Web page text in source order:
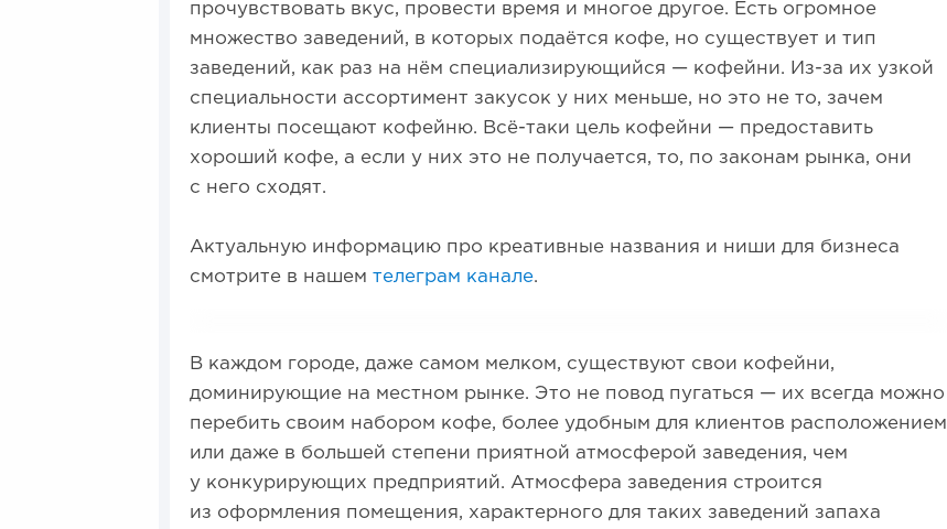
прочувствовать вкус, провести время и многое другое. Есть огромное
множество заведений, в которых подаётся кофе, но существует и тип
заведений, как раз на нём специализирующийся — кофейни. Из-за их узкой
специальности ассортимент закусок у них меньше, но это не то, зачем
клиенты посещают кофейню. Всё-таки цель кофейни — предоставить
хороший кофе, а если у них это не получается, то, по законам рынка, они
с него сходят.
Актуальную информацию про креативные названия и ниши для бизнеса
смотрите в нашем телеграм канале.
В каждом городе, даже самом мелком, существуют свои кофейни,
доминирующие на местном рынке. Это не повод пугаться — их всегда можно
перебить своим набором кофе, более удобным для клиентов расположением
или даже в большей степени приятной атмосферой заведения, чем
у конкурирующих предприятий. Атмосфера заведения строится
из оформления помещения, характерного для таких заведений запаха